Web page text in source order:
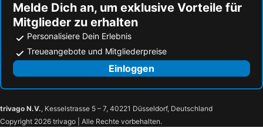
Melde Dich an, um exklusive Vorteile für
Mitglieder zu erhalten
Personalisiere Dein Erlebnis
Treueangebote und Mitgliederpreise
Einloggen
trivago N.V., Kesselstrasse 5 – 7, 40221 Düsseldorf, Deutschland
Copyright 2026 trivago | Alle Rechte vorbehalten.